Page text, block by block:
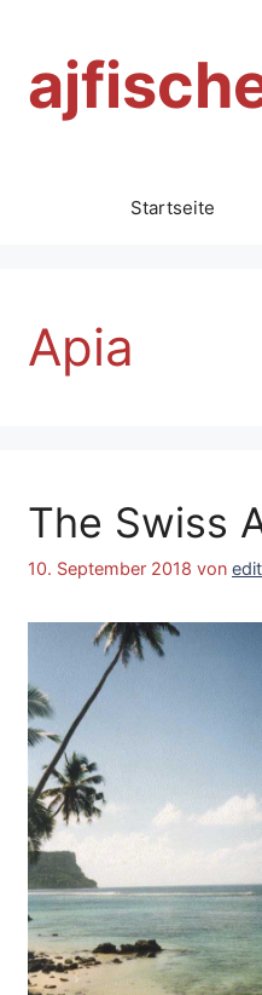
Startseite
Apia
The Swiss
10. September 2018 von